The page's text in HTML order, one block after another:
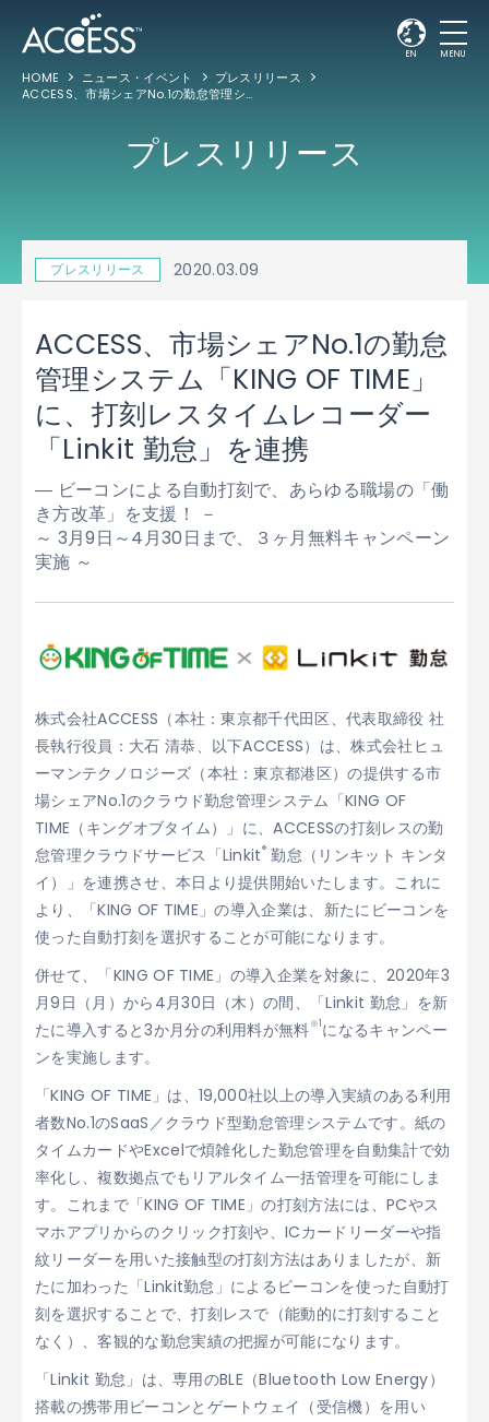
EN MENU
HOME ニュース・イベント
プレスリリース
ACCESS、市場シェアNo.1の勤怠管理システム「KING OF TIME」に、打刻レスタイムレコーダー「Linkit 勤怠」を連携
プレスリリース
プレスリリース 2020.03.09
ACCESS、市場シェアNo.1の勤怠
管理システム「KING OF TIME」
に、打刻レスタイムレコーダー
「Linkit 勤怠」を連携
― ビーコンによる自動打刻で、あらゆる職場の「働
き方改革」を支援！ －
～ 3月9日～4月30日まで、３ヶ月無料キャンペーン
実施 ～
株式会社ACCESS（本社：東京都千代田区、代表取締役 社
長執行役員：大石 清恭、以下ACCESS）は、株式会社ヒュ
ーマンテクノロジーズ（本社：東京都港区）の提供する市
場シェアNo.1のクラウド勤怠管理システム「KING OF
TIME（キングオブタイム）」に、ACCESSの打刻レスの勤
怠管理クラウドサービス「Linkit® 勤怠（リンキット キンタ
イ）」を連携させ、本日より提供開始いたします。これに
より、「KING OF TIME」の導入企業は、新たにビーコンを
使った自動打刻を選択することが可能になります。
併せて、「KING OF TIME」の導入企業を対象に、2020年3
月9日（月）から4月30日（木）の間、「Linkit 勤怠」を新
たに導入すると3か月分の利用料が無料※1になるキャンペー
ンを実施します。
「KING OF TIME」は、19,000社以上の導入実績のある利用
者数No.1のSaaS／クラウド型勤怠管理システムです。紙の
タイムカードやExcelで煩雑化した勤怠管理を自動集計で効
率化し、複数拠点でもリアルタイム一括管理を可能にしま
す。これまで「KING OF TIME」の打刻方法には、PCやス
マホアプリからのクリック打刻や、ICカードリーダーや指
紋リーダーを用いた接触型の打刻方法はありましたが、新
たに加わった「Linkit勤怠」によるビーコンを使った自動打
刻を選択することで、打刻レスで（能動的に打刻すること
なく）、客観的な勤怠実績の把握が可能になります。
「Linkit 勤怠」は、専用のBLE（Bluetooth Low Energy）
搭載の携帯用ビーコンとゲートウェイ（受信機）を用い